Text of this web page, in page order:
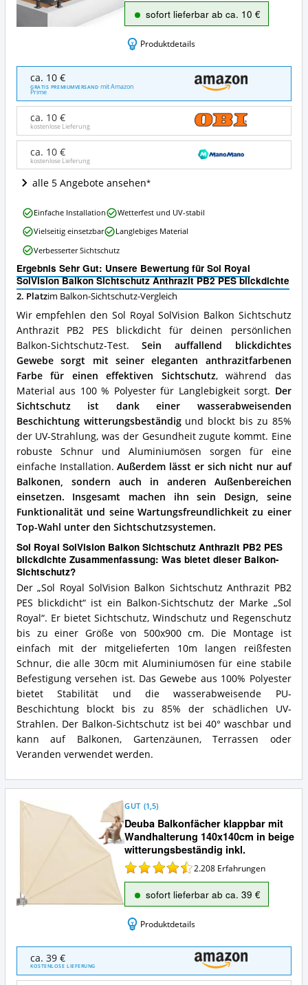
sofort lieferbar ab ca. 10 €
Produktdetails
Royal
SolVision
Balkon
Sichtschutz
Anthrazit
PES
blickdichte
Angebote:
ist
dieser
Balkon-
Sichtschutz
erhältlich?
ca. 10 €
GRATIS PREMIUMVERSAND mit Amazon
Prime
ca. 10 €
kostenlose Lieferung
ca. 10 €
kostenlose Lieferung
alle 5 Angebote ansehen
Ergebnis Sehr Gut: Unsere Bewertung für Sol Royal
SolVision Balkon Sichtschutz Anthrazit PB2 PES blickdichte
2. Platzim Balkon-Sichtschutz-Vergleich
Wir empfehlen den Sol Royal SolVision Balkon Sichtschutz
Anthrazit PB2 PES blickdicht für deinen persönlichen
Balkon-Sichtschutz-Test.Sein auffallend blickdichtes
Gewebe sorgt mit seiner eleganten anthrazitfarbenen
Farbe für einen effektiven Sichtschutz, während das
Material aus 100 % Polyester für Langlebigkeit sorgt. Der
Sichtschutz ist dank einer wasserabweisenden
Beschichtung witterungsbeständigund blockt bis zu 85%
der UV-Strahlung, was der Gesundheit zugute kommt. Eine
robuste Schnur und Aluminiumösen sorgen für eine
einfache Installation.Außerdem lässt er sich nicht nur auf
Balkonen, sondern auch in anderen Außenbereichen
einsetzen.
Insgesamt machen ihn sein Design, seine
Funktionalität und seine Wartungsfreundlichkeit zu einer
Top-Wahl unter den Sichtschutzsystemen.
Sol Royal SolVision Balkon Sichtschutz Anthrazit PB2 PES
blickdichte Zusammenfassung: Was bietet dieser Balkon-
Sichtschutz?
Der „Sol Royal SolVision Balkon Sichtschutz Anthrazit PB2
PES blickdicht“ ist ein Balkon-Sichtschutz der Marke „Sol
Royal“. Er bietet Sichtschutz, Windschutz und Regenschutz
bis zu einer Größe von 500x900 cm. Die Montage ist
einfach mit der mitgelieferten 10m langen reißfesten
Schnur, die alle 30cm mit Aluminiumösen für eine stabile
Befestigung versehen ist. Das Gewebe aus 100% Polyester
bietet Stabilität und die wasserabweisende PU-
Beschichtung blockt bis zu 85% der schädlichen UV-
Strahlen. Der Balkon-Sichtschutz ist bei 40° waschbar und
kann auf Balkonen, Gartenzäunen, Terrassen oder
Veranden verwendet werden.
Sol
Royal
SolVision
Balkon
Sichtschutz
Anthrazit
PB2
PES
blickdichte
Vorteile:
Was
spricht
für
diesen
Balkon-
Sichtschutz?
Einfache Installation
Wetterfest und UV-stabil
Vielseitig einsetzbar
Langlebiges Material
Verbesserter Sichtschutz
Deuba Balkonfächer klappbar mit
Wandhalterung 140x140cm in beige
witterungsbeständig inkl.
GUT (1,5)
2.208 Erfahrungen
sofort lieferbar ab ca. 39 €
Produktdetails
Balkonfächer
klappbar
ca. 39 €
KOSTENLOSE LIEFERUNG